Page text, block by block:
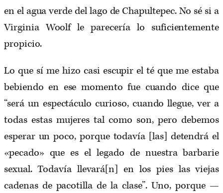
en el agua verde del lago de Chapultepec. No sé si a
Virginia Woolf le parecería lo suficientemente
propicio.
Lo que sí me hizo casi escupir el té que me estaba
bebiendo en ese momento fue cuando dice que
“será un espectáculo curioso, cuando llegue, ver a
todas estas mujeres tal como son, pero debemos
esperar un poco, porque todavía [las] detendrá el
«pecado» que es el legado de nuestra barbarie
sexual. Todavía llevará[n] en los pies las viejas
cadenas de pacotilla de la clase”. Uno, porque —